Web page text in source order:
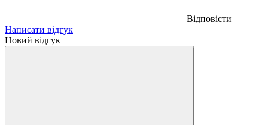
Відповісти
Написати відгук
Новий відгук